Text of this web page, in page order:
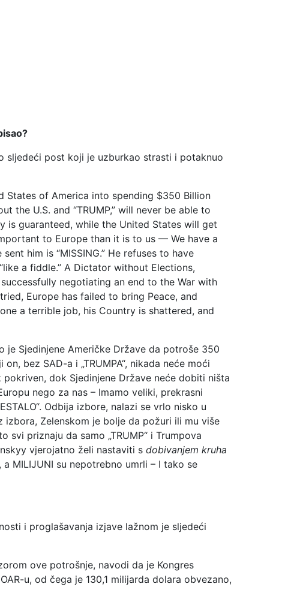
sljedeći post koji je uzburkao strasti i potaknuo
States of America into spending $350 Billion
the U.S. and “TRUMP,” will never be able to
is guaranteed, while the United States will get
to Europe than it is to us — We have a
him is “MISSING.” He refuses to have
a fiddle.” A Dictator without Elections,
negotiating an end to the War with
Europe has failed to bring Peace, and
a terrible job, his Country is shattered, and
je Sjedinjene Američke Države da potroše 350
bez SAD-a i „TRUMPA“, nikada neće moći
dok Sjedinjene Države neće dobiti ništa
nego za nas – Imamo veliki, prekrasni
Odbija izbore, nalazi se vrlo nisko u
Zelenskom je bolje da požuri ili mu više
priznaju da samo „TRUMP“ i Trumpova
vjerojatno želi nastaviti s dobivanjem kruha
MILIJUNI su nepotrebno umrli – I tako se
i proglašavanja izjave lažnom je sljedeći
ove potrošnje, navodi da je Kongres
u, od čega je 130,1 milijarda dolara obvezano,